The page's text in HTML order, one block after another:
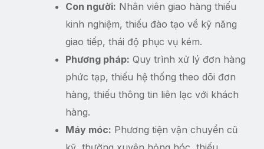
Con người: Nhân viên giao hàng thiếu
kinh nghiệm, thiếu đào tạo về kỹ năng
giao tiếp, thái độ phục vụ kém.
Phương pháp: Quy trình xử lý đơn hàng
phức tạp, thiếu hệ thống theo dõi đơn
hàng, thiếu thông tin liên lạc với khách
hàng.
Máy móc: Phương tiện vận chuyển cũ